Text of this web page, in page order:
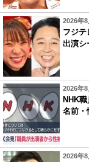
2026年
フジテ
出演シ
2026年
NHK
名前・
2026年8